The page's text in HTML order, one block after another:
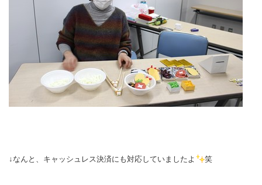
↓なんと、キャッシュレス決済にも対応していましたよ 笑